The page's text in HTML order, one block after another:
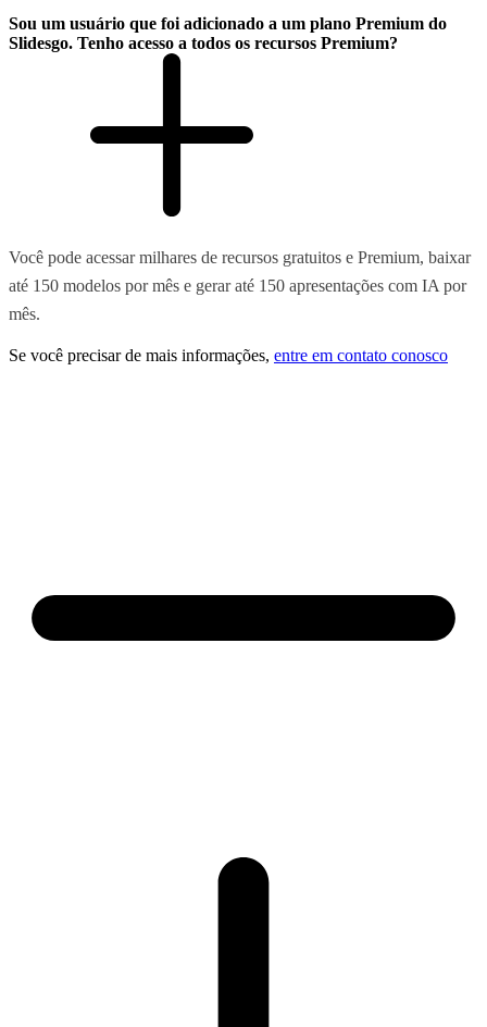
Sou um usuário que foi adicionado a um plano Premium do
Slidesgo. Tenho acesso a todos os recursos Premium?
Você pode acessar milhares de recursos gratuitos e Premium, baixar
até 150 modelos por mês e gerar até 150 apresentações com IA por
mês.
Se você precisar de mais informações, entre em contato conosco